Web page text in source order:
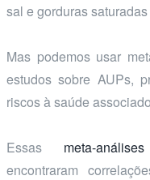
sal e gorduras
Mas podemos usar
estudos sobre AUPs,
riscos à saúde
Essas meta-análises
encontraram